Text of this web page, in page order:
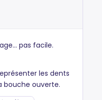
pas facile.
les dents
bouche ouverte.